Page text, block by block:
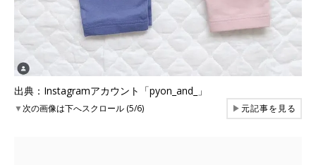
出典：Instagramアカウント「pyon_and_」
▼次の画像は下へスクロール (5/6) ▶元記事を見る